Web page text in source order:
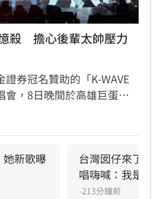
殺　擔心後輩太帥壓力
券冠名贊助的「K-WAVE
會，8日晚間於高雄巨蛋熱
、FLARE U、CRAVITY、
呼聲一路未停，最後由
舞台，將現場氣氛推向最高
新歌曝
台灣囡仔來了
唱嗨喊：我是誰
-213分鐘前